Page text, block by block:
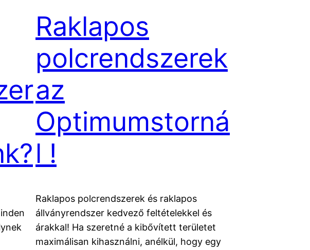
Raklapos
polcrendszerek
az
Optimumstorná
l !
Raklapos polcrendszerek és raklapos
állványrendszer kedvező feltételekkel és
árakkal! Ha szeretné a kibővített területet
maximálisan kihasználni, anélkül, hogy egy